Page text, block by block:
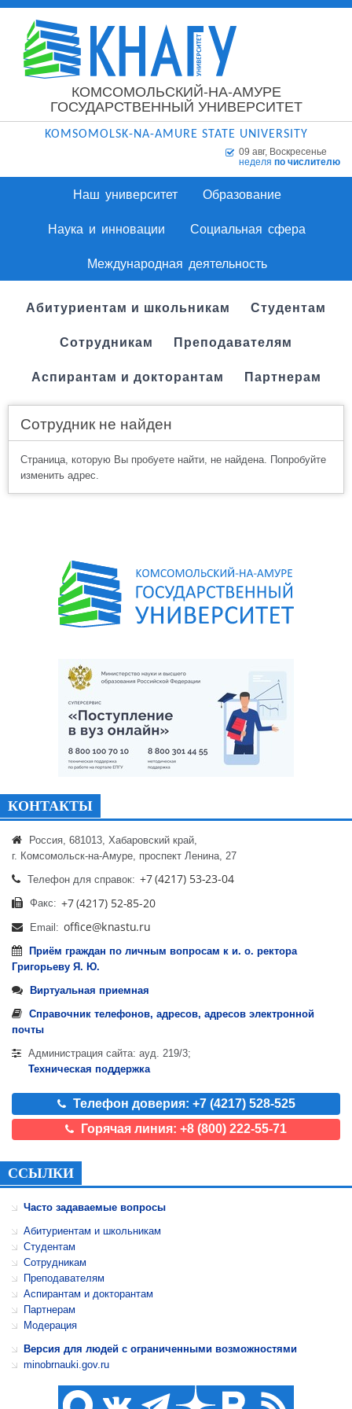
КОМСОМОЛЬСКИЙ-НА-АМУРЕ
ГОСУДАРСТВЕННЫЙ УНИВЕРСИТЕТ
KOMSOMOLSK-NA-AMURE STATE UNIVERSITY
09 авг, Воскресенье
неделя по числителю
Наш университет
Образование
Наука и инновации
Социальная сфера
Международная деятельность
Абитуриентам и школьникам Студентам
Сотрудникам Преподавателям
Аспирантам и докторантам Партнерам
Сотрудник не найден
Страница, которую Вы пробуете найти, не найдена. Попробуйте
изменить адрес.
КОНТАКТЫ
Россия, 681013, Хабаровский край,
г. Комсомольск-на-Амуре, проспект Ленина, 27
Телефон для справок:
Факс:
Email:
Приём граждан по личным вопросам к и. о. ректора
Григорьеву Я. Ю.
Виртуальная приемная
Справочник телефонов, адресов, адресов электронной
почты
Администрация сайта: ауд. 219/3;
Техническая поддержка
Телефон доверия: +7 (4217) 528-525
Горячая линия: +8 (800) 222-55-71
ССЫЛКИ
Часто задаваемые вопросы
Абитуриентам и школьникам
Студентам
Сотрудникам
Преподавателям
Аспирантам и докторантам
Партнерам
Модерация
Версия для людей с ограниченными возможностями
minobrnauki.gov.ru